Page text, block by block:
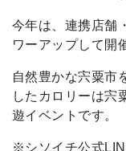
今年は、連携店舗
ワーアップして開
自然豊かな宍粟市
したカロリーは宍
遊イベントです。
※シソイチ公式